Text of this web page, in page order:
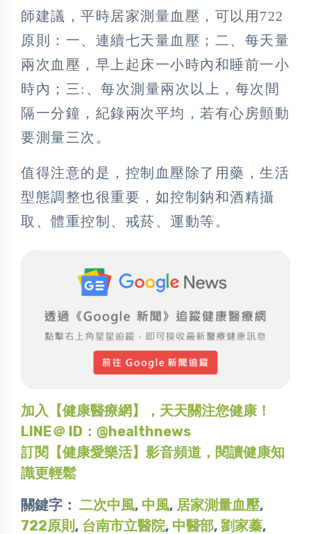
師建議，平時居家測量血壓，可以用722
原則：一、連續七天量血壓；二、每天量
兩次血壓，早上起床一小時內和睡前一小
時內；三:、每次測量兩次以上，每次間
隔一分鐘，紀錄兩次平均，若有心房顫動
要測量三次。
值得注意的是，控制血壓除了用藥，生活
型態調整也很重要，如控制鈉和酒精攝
取、體重控制、戒菸、運動等。
加入【健康醫療網】，天天關注您健康！
LINE＠ ID：@healthnews
訂閱【健康愛樂活】影音頻道，閱讀健康知
識更輕鬆
關鍵字： 二次中風, 中風, 居家測量血壓,
722原則 , 台南市立醫院, 中醫部, 劉家蓁,